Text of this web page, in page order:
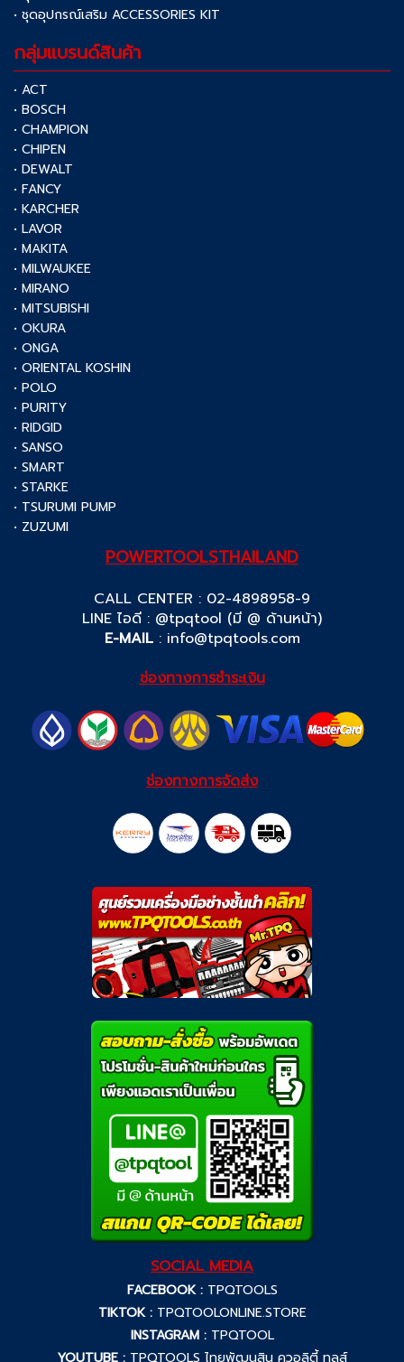
• ชุดอุปกรณ์เสริม ACCESSORIES KIT
กลุ่มแบรนด์สินค้า
• ACT
• BOSCH
• CHAMPION
• CHIPEN
• DEWALT
• FANCY
• KARCHER
• LAVOR
• MAKITA
• MILWAUKEE
• MIRANO
• MITSUBISHI
• OKURA
• ONGA
• ORIENTAL KOSHIN
• POLO
• PURITY
• RIDGID
• SANSO
• SMART
• STARKE
• TSURUMI PUMP
• ZUZUMI
POWERTOOLSTHAILAND
CALL CENTER : 02-4898958-9
LINE ไอดี : @tpqtool (มี @ ด้านหน้า)
E-MAIL: info@tpqtools.com
ช่องทางการชำระเงิน
ช่องทางการจัดส่ง
SOCIAL MEDIA
FACEBOOK : TPQTOOLS
TIKTOK : TPQTOOLONLINE.STORE
INSTAGRAM : TPQTOOL